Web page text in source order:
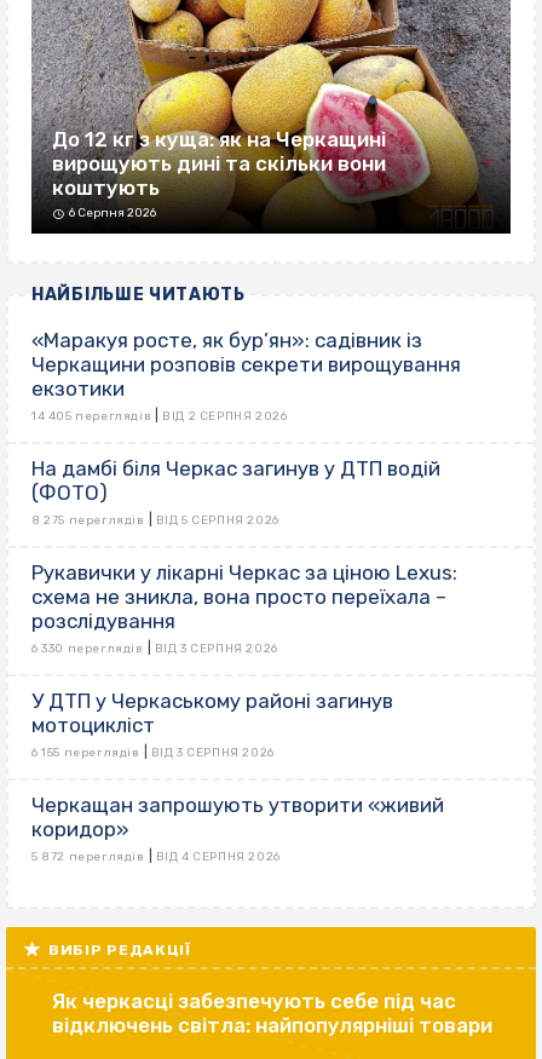
До 12 кг з куща: як на Черкащині
вирощують дині та скільки вони
коштують
6 Серпня 2026
НАЙБІЛЬШЕ ЧИТАЮТЬ
«Маракуя росте, як бур’ян»: садівник із
Черкащини розповів секрети вирощування
екзотики
14 405 переглядів ВІД 2 СЕРПНЯ 2026
На дамбі біля Черкас загинув у ДТП водій
(ФОТО)
8 275 переглядів ВІД 5 СЕРПНЯ 2026
Рукавички у лікарні Черкас за ціною Lexus:
схема не зникла, вона просто переїхала –
розслідування
6 330 переглядів ВІД 3 СЕРПНЯ 2026
У ДТП у Черкаському районі загинув
мотоцикліст
6 155 переглядів ВІД 3 СЕРПНЯ 2026
Черкащан запрошують утворити «живий
коридор»
5 872 переглядів ВІД 4 СЕРПНЯ 2026
ВИБІР РЕДАКЦІЇ
Як черкасці забезпечують себе під час
відключень світла: найпопулярніші товари